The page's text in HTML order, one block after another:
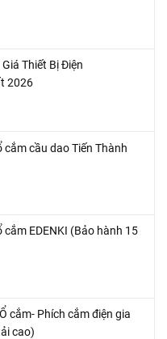
Thiết Bị Điện
2026
cắm cầu dao Tiến Thành
EDENKI (Bảo hành 15
cắm- Phích cắm điện gia
cao)